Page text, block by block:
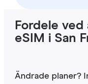
Fordele
eSIM i San
Ändrade planer?